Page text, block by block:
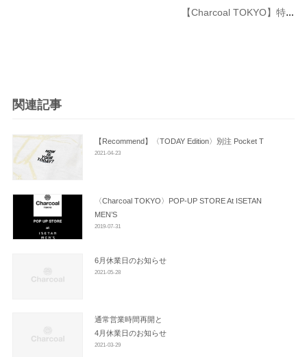
シ
ン
【Charcoal TOKYO】特別企画
関連記事
【Recommend】〈TODAY Edition〉別注 Pocket T
2021-04-23
〈Charcoal TOKYO〉POP-UP STORE At ISETAN
MEN’S
2019-07-31
6月休業日のお知らせ
2021-05-28
通常営業時間再開と
4月休業日のお知らせ
2021-03-29